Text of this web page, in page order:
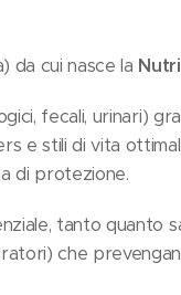
da cui nasce la
fecali, urinari)
e stili di vita
di protezione.
tanto quanto
che